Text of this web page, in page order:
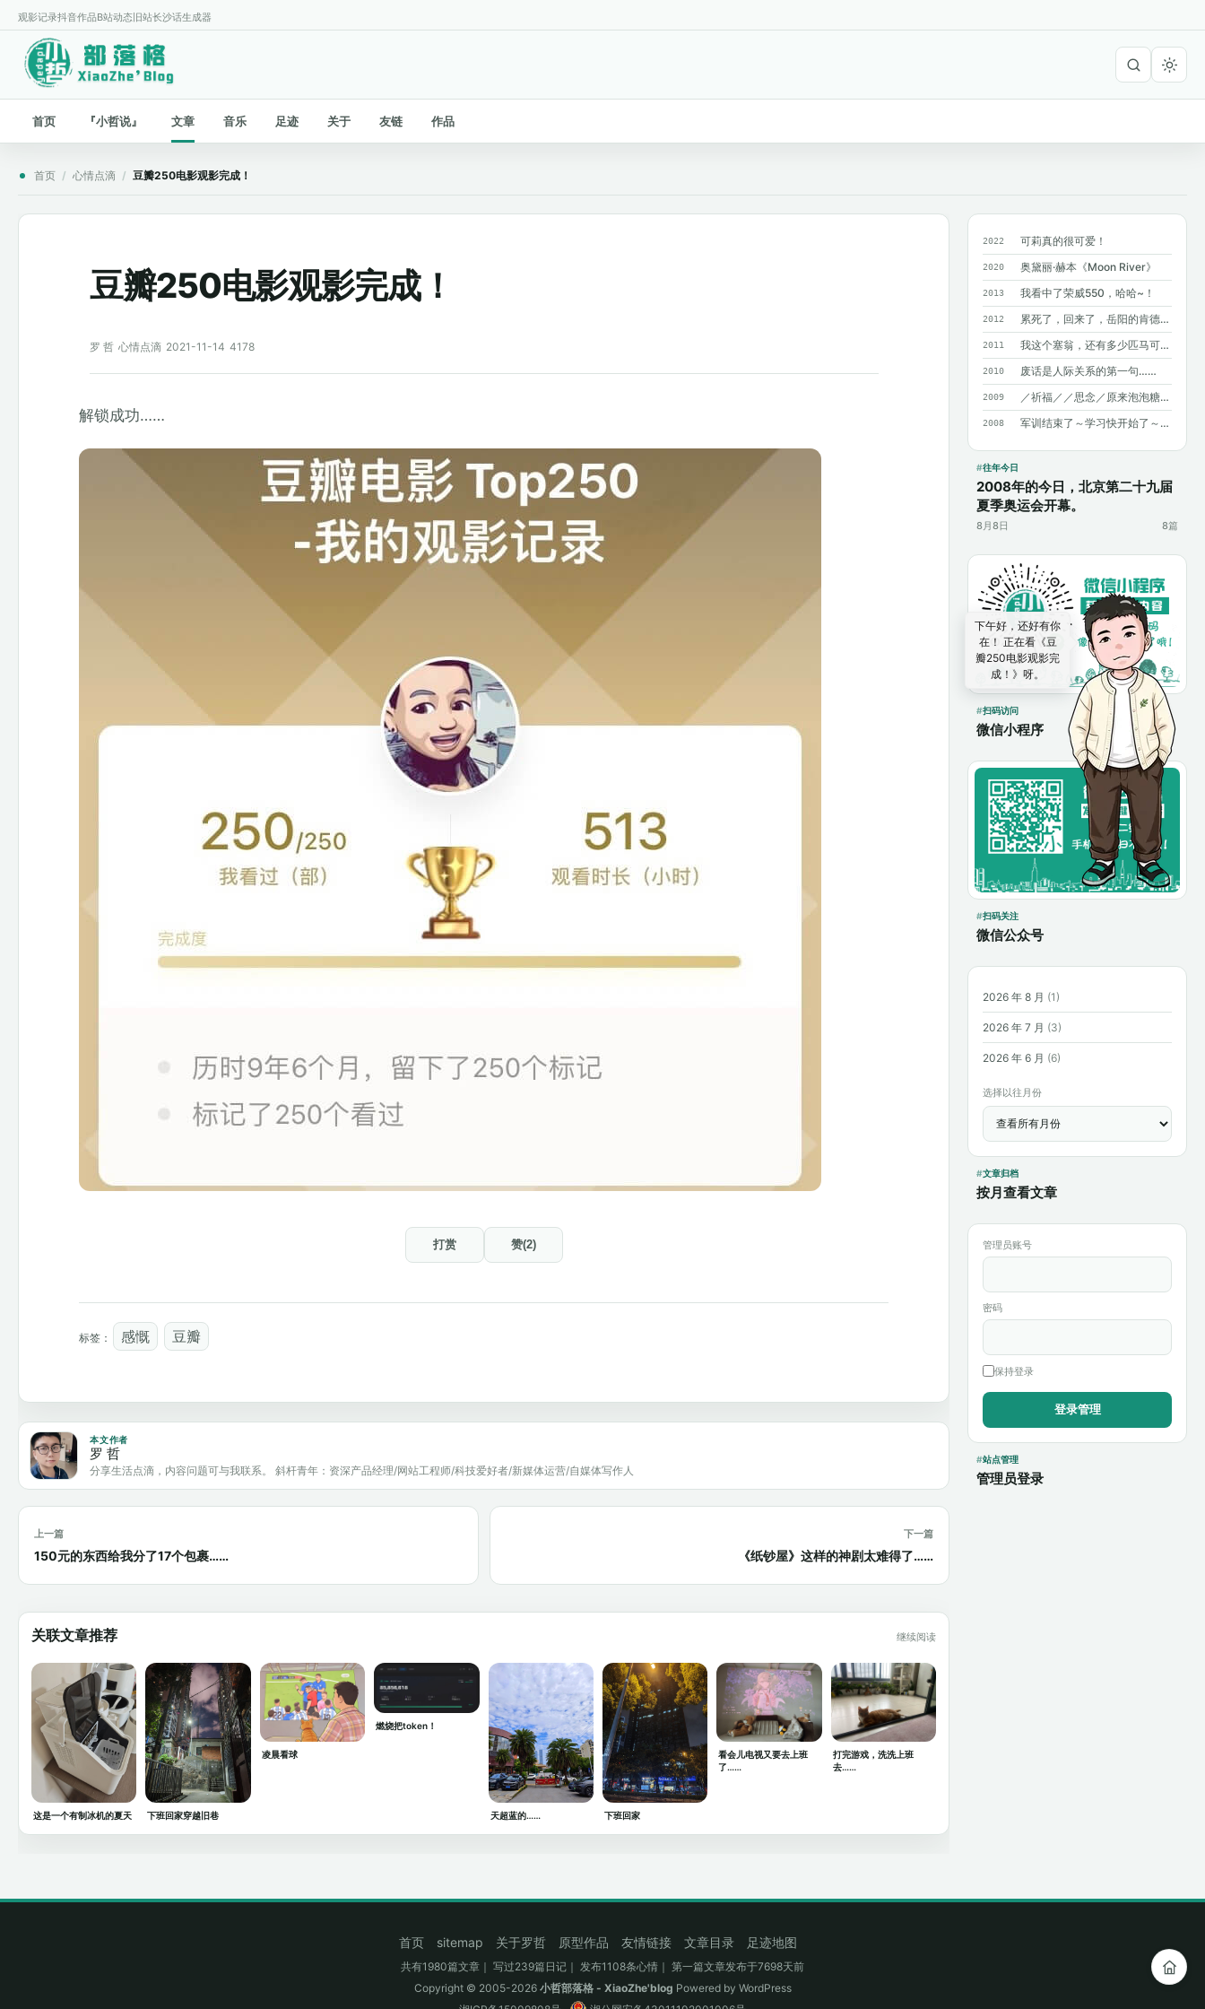
观影记录抖音作品B站动态 旧站长沙话生成器
首页 『小哲说』 文章 音乐 足迹 关于 友链 作品
首页 / 心情点滴 / 豆瓣250电影观影完成！
2022 可莉真的很可爱！
2020 奥黛丽·赫本《Moon River》
2013 我看中了荣威550，哈哈~！
2012 累死了，回来了，岳阳的肯德基附近没有麦...
2011 我这个塞翁，还有多少匹马可以丢掉呢？
2010 废话是人际关系的第一句……
2009 ／祈福／／思念／原来泡泡糖不能吞呀~
2008 军训结束了～学习快开始了～加油～加油～
往年今日
2008年的今日，北京第二十九届
夏季奥运会开幕。
8月8日 8篇
扫码访问
微信小程序
扫码关注
微信公众号
2026 年 8 月 (1)
2026 年 7 月 (3)
2026 年 6 月 (6)
选择以往月份
文章归档
按月查看文章
管理员账号
密码
保持登录
站点管理
管理员登录
豆瓣250电影观影完成！
罗 哲 心情点滴 2021-11-14 4178
解锁成功……
打赏 赞(2)
标签： 感慨 豆瓣
本文作者
罗 哲
分享生活点滴，内容问题可与我联系。 斜杆青年：资深产品经理/网站工程师/科技爱好者/新媒体运营/自媒体写作人
上一篇
150元的东西给我分了17个包裹……
下一篇
《纸钞屋》这样的神剧太难得了……
关联文章推荐 继续阅读
这是一个有制冰机的夏天 下班回家穿越旧巷
凌晨看球
燃烧把token！
天超蓝的…… 下班回家
看会儿电视又要去上班
了……
打完游戏，洗洗上班
去……
首页 sitemap 关于罗哲 原型作品 友情链接 文章目录 足迹地图
共有1980篇文章｜ 写过239篇日记｜ 发布1108条心情｜ 第一篇文章发布于7698天前
Copyright © 2005-2026 小哲部落格 - XiaoZhe'blog Powered by WordPress
下午好，还好有你
在！ 正在看《豆
瓣250电影观影完
成！》呀。